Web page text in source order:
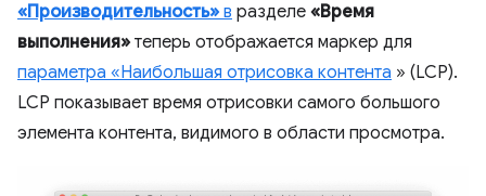
«Производительность» в разделе «Время
выполнения» теперь отображается маркер для
параметра «Наибольшая отрисовка контента » (LCP).
LCP показывает время отрисовки самого большого
элемента контента, видимого в области просмотра.